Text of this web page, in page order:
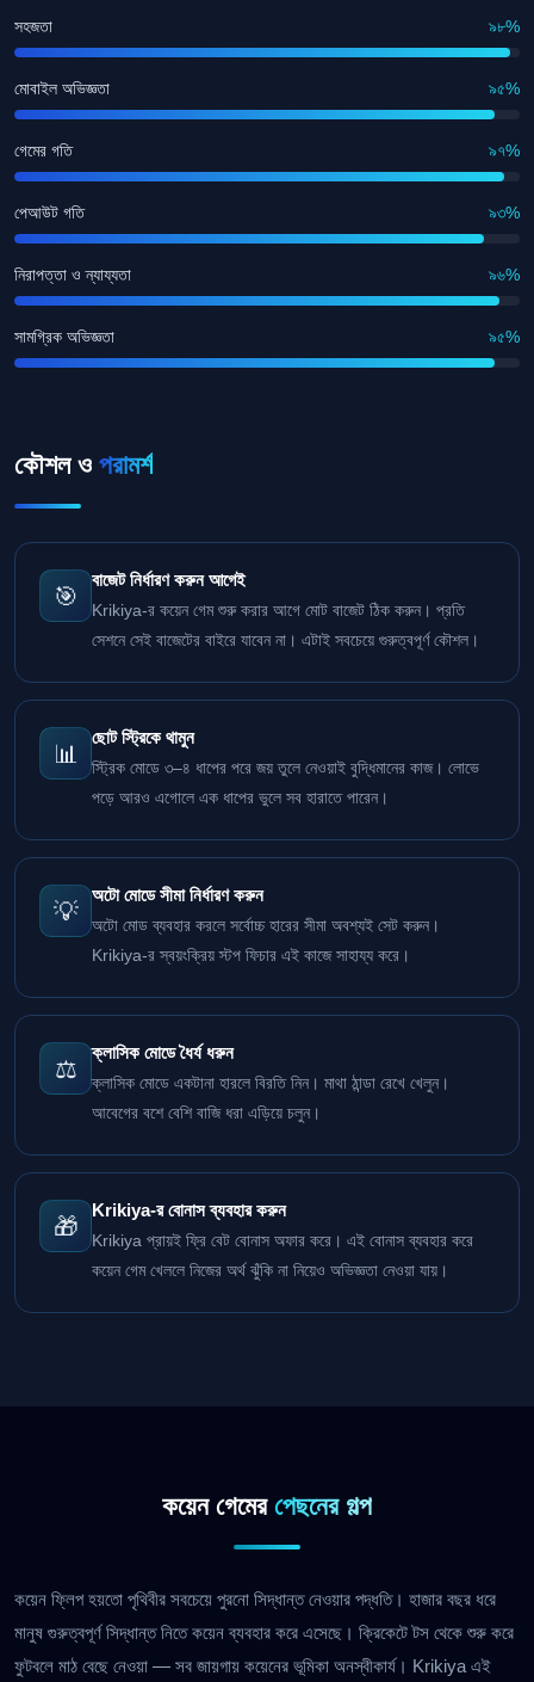
সহজতা ৯৮%
মোবাইল অভিজ্ঞতা ৯৫%
গেমের গতি ৯৭%
পেআউট গতি ৯৩%
নিরাপত্তা ও ন্যায্যতা ৯৬%
সামগ্রিক অভিজ্ঞতা ৯৫%
কৌশল ও পরামর্শ
🎯
বাজেট নির্ধারণ করুন আগেই
Krikiya-র কয়েন গেম শুরু করার আগে মোট বাজেট ঠিক করুন। প্রতি
সেশনে সেই বাজেটের বাইরে যাবেন না। এটাই সবচেয়ে গুরুত্বপূর্ণ কৌশল।
📊
ছোট স্ট্রিকে থামুন
স্ট্রিক মোডে ৩–৪ ধাপের পরে জয় তুলে নেওয়াই বুদ্ধিমানের কাজ। লোভে
পড়ে আরও এগোলে এক ধাপের ভুলে সব হারাতে পারেন।
💡
অটো মোডে সীমা নির্ধারণ করুন
অটো মোড ব্যবহার করলে সর্বোচ্চ হারের সীমা অবশ্যই সেট করুন।
Krikiya-র স্বয়ংক্রিয় স্টপ ফিচার এই কাজে সাহায্য করে।
⚖️
ক্লাসিক মোডে ধৈর্য ধরুন
ক্লাসিক মোডে একটানা হারলে বিরতি নিন। মাথা ঠান্ডা রেখে খেলুন।
আবেগের বশে বেশি বাজি ধরা এড়িয়ে চলুন।
🎁
Krikiya-র বোনাস ব্যবহার করুন
Krikiya প্রায়ই ফ্রি বেট বোনাস অফার করে। এই বোনাস ব্যবহার করে
কয়েন গেম খেললে নিজের অর্থ ঝুঁকি না নিয়েও অভিজ্ঞতা নেওয়া যায়।
কয়েন গেমের পেছনের গল্প
কয়েন ফ্লিপ হয়তো পৃথিবীর সবচেয়ে পুরনো সিদ্ধান্ত নেওয়ার পদ্ধতি। হাজার বছর ধরে
মানুষ গুরুত্বপূর্ণ সিদ্ধান্ত নিতে কয়েন ব্যবহার করে এসেছে। ক্রিকেটে টস থেকে শুরু করে
ফুটবলে মাঠ বেছে নেওয়া — সব জায়গায় কয়েনের ভূমিকা অনস্বীকার্য। Krikiya এই